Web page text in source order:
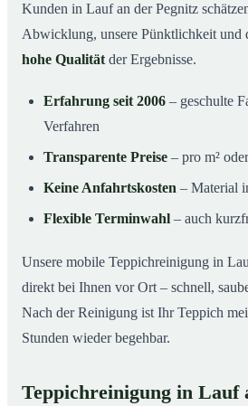
Kunden in Lauf an der Pegnitz
Abwicklung, unsere Pünktlichkeit und
hohe Qualität der Ergebnisse.
Erfahrung seit 2006 – geschulte
Verfahren
Transparente Preise – pro m²
Keine Anfahrtskosten – Material
Flexible Terminwahl – auch
Unsere mobile Teppichreinigung in
direkt bei Ihnen vor Ort – schnell,
Nach der Reinigung ist Ihr Teppich
Stunden wieder begehbar.
Teppichreinigung in Lauf